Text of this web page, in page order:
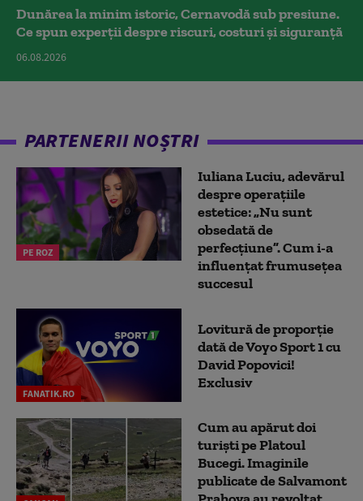
Dunărea la minim istoric, Cernavodă sub presiune.
Ce spun experții despre riscuri, costuri și siguranță
06.08.2026
PARTENERII NOȘTRI
PE ROZ
Iuliana Luciu, adevărul
despre operațiile
estetice: „Nu sunt
obsedată de
perfecțiune”. Cum i-a
influențat frumusețea
succesul
FANATIK.RO
Lovitură de proporție
dată de Voyo Sport 1 cu
David Popovici!
Exclusiv
Cum au apărut doi
turiști pe Platoul
Bucegi. Imaginile
publicate de Salvamont